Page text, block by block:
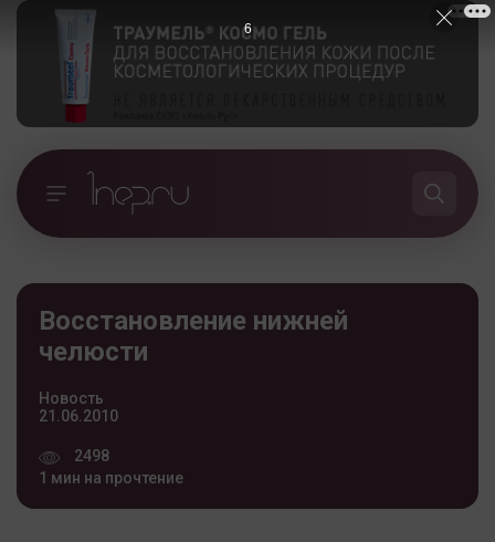
Восстановление нижней
челюсти
Новость
21.06.2010
2498
1 мин на прочтение
5